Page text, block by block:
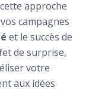
approche
campagnes
et le succès de
de surprise,
votre
aux idées